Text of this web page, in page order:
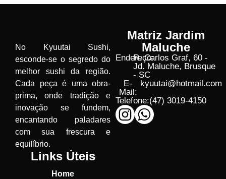
No Kyuutai Sushi,
esconde-se o segredo do
melhor sushi da região.
Cada peça é uma obra-
prima, onde tradição e
inovação se fundem,
encantando paladares
com sua frescura e
equilíbrio.
Links Úteis
Home
Matriz Jardim
Maluche
Endereço:
R. Carlos Graf, 60 -
Jd. Maluche, Brusque
- SC
E-
Mail:
kyuutai@hotmail.com
Telefone:(47) 3019-4150